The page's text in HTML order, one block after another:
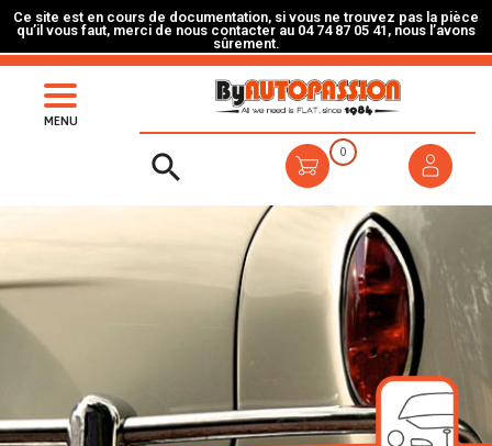
Ce site est en cours de documentation, si vous ne trouvez pas la pièce
qu’il vous faut, merci de nous contacter au 04 74 87 05 41, nous l’avons
sûrement.
MENU
 0